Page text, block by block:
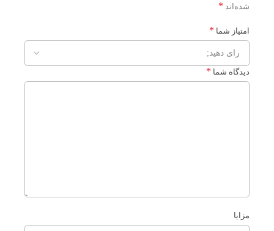
شده‌اند *
امتیاز شما *
دیدگاه شما *
مزایا